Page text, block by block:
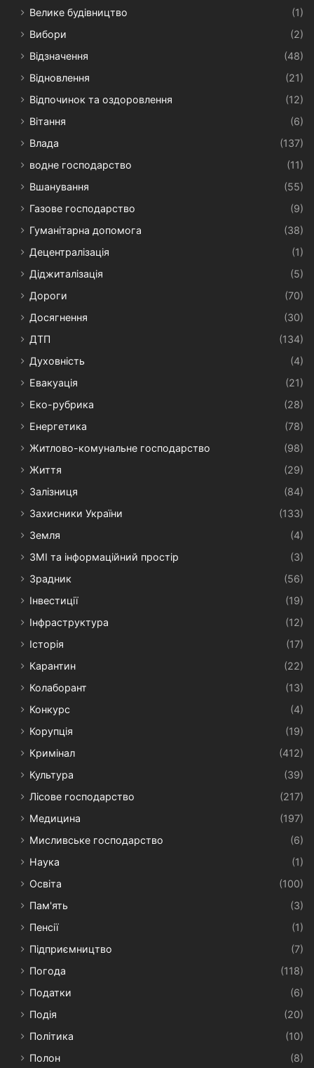
Велике будівництво
(1)
Вибори
(2)
Відзначення
(48)
Відновлення
(21)
Відпочинок та оздоровлення
(12)
Вітання
(6)
Влада
(137)
водне господарство
(11)
Вшанування
(55)
Газове господарство
(9)
Гуманітарна допомога
(38)
Децентралізація
(1)
Діджиталізація
(5)
Дороги
(70)
Досягнення
(30)
ДТП
(134)
Духовність
(4)
Евакуація
(21)
Еко-рубрика
(28)
Енергетика
(78)
Житлово-комунальне господарство
(98)
Життя
(29)
Залізниця
(84)
Захисники України
(133)
Земля
(4)
ЗМІ та інформаційний простір
(3)
Зрадник
(56)
Інвестиції
(19)
Інфраструктура
(12)
Історія
(17)
Карантин
(22)
Колаборант
(13)
Конкурс
(4)
Корупція
(19)
Кримінал
(412)
Культура
(39)
Лісове господарство
(217)
Медицина
(197)
Мисливське господарство
(6)
Наука
(1)
Освіта
(100)
Пам'ять
(3)
Пенсії
(1)
Підприємництво
(7)
Погода
(118)
Податки
(6)
Подія
(20)
Політика
(10)
Полон
(8)